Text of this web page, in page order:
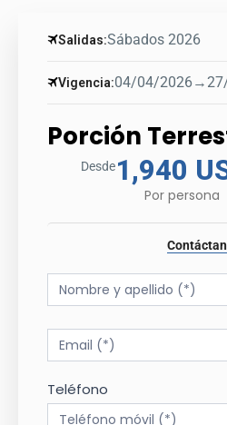
Salidas:Sábados 2026
Vigencia:04/04/2026→
Porción
Desde1,940
Por persona
Tour
Form
Teléfono